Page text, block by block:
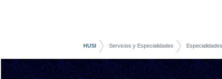
HUSI Servicios y Especialidades